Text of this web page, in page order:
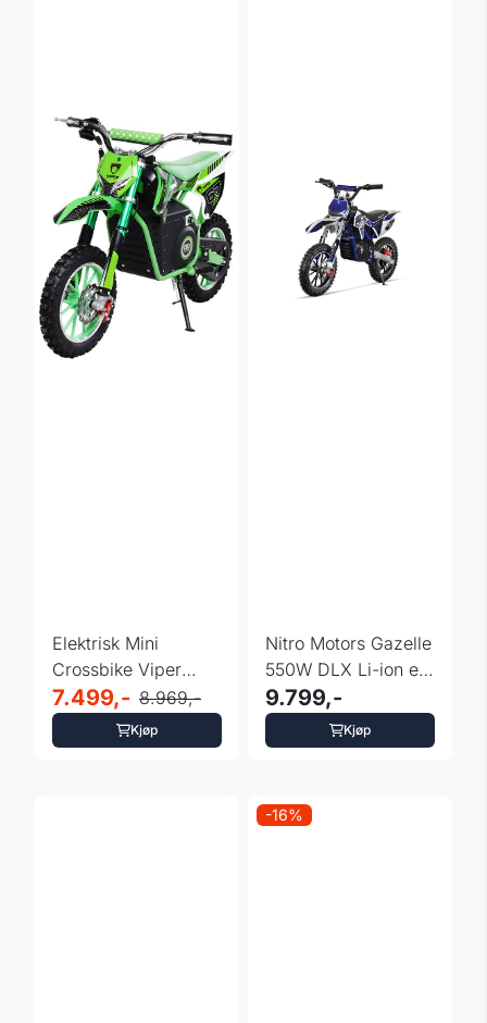
Elektrisk Mini
Crossbike Viper
1000 Watt Grønn
7.499,- 8.969,-
Kjøp
Nitro Motors Gazelle
550W DLX Li-ion el-
dirtbike
9.799,-
Kjøp
-16%